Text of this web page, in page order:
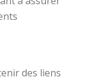
des liens